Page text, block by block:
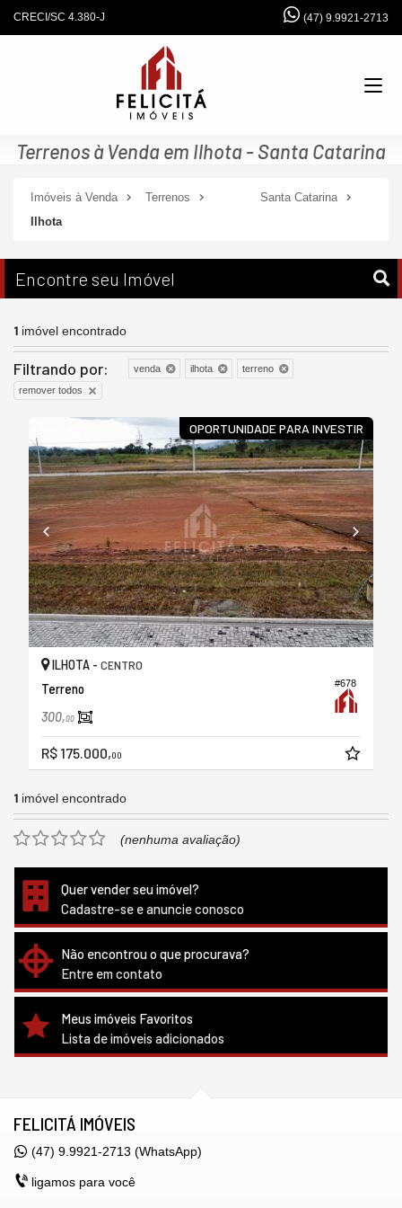
CRECI/SC 4.380-J (47) 9.9921-2713
Terrenos à Venda em Ilhota - Santa Catarina
Imóveis à Venda Terrenos
Santa Catarina
Ilhota
Encontre seu Imóvel
1 imóvel encontrado
Filtrando por: venda ilhota
terreno
remover todos
OPORTUNIDADE PARA INVESTIR
#678
ILHOTA - CENTRO
Terreno
300,00
R$ 175.000,00
1 imóvel encontrado
(nenhuma avaliação)
Quer vender seu imóvel?
Cadastre-se e anuncie conosco
Não encontrou o que procurava?
Entre em contato
Meus imóveis Favoritos
Lista de imóveis adicionados
FELICITÁ IMÓVEIS
(47) 9.9921-2713 (WhatsApp)
ligamos para você